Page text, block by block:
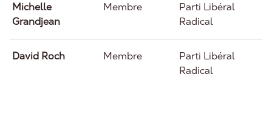
Michelle
Grandjean
Membre
Parti Libéral
Radical
David Roch Membre
Parti Libéral
Radical